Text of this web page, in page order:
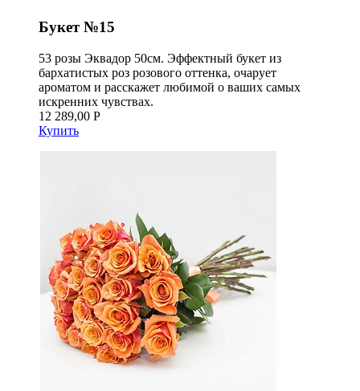
Букет №15
53 розы Эквадор 50см. Эффектный букет из
бархатистых роз розового оттенка, очарует
ароматом и расскажет любимой о ваших самых
искренних чувствах.
12 289,00 Р
Купить